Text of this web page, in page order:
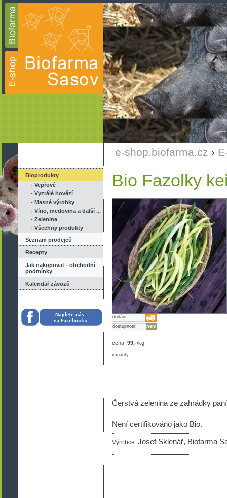
Bioprodukty
- Vepřové
- Vyzrálé hovězí
- Masné výrobky
- Víno, medovina a další ...
- Zelenina
- Všechny produkty
Seznam prodejců
Recepty
Jak nakupovat - obchodní
podmínky
Kalendář závozů
e-shop.biofarma.cz ›
Bio Fazolky
dodání
není
dostupnost
cena: 99,-/kg
varianty:
Čerstvá zelenina ze zahrádky
Není certifikováno jako Bio.
Výrobce: Josef Sklenář, Biofarma